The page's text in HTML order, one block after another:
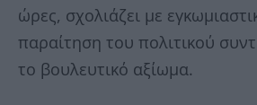
ώρες, σχολιάζει με
παραίτηση του πολιτικού
το βουλευτικό αξίωμα.